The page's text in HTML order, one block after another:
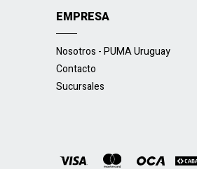
EMPRESA
Nosotros - PUMA Uruguay
Contacto
Sucursales